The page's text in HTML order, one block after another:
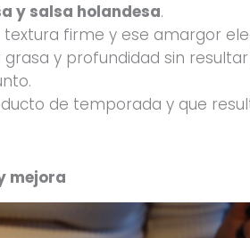
y salsa holandesa.
firme y ese amargor
y profundidad sin
de temporada y que
mejora